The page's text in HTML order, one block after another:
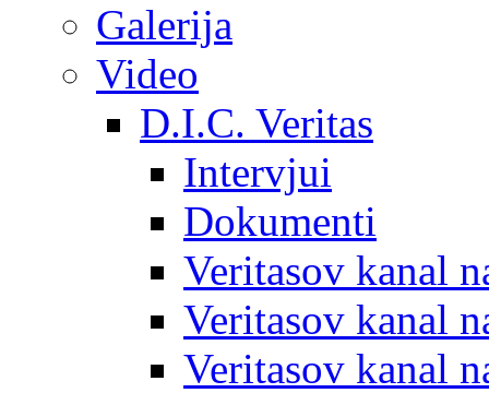
Galerija
Video
D.I.C. Veritas
Intervjui
Dokumenti
Veritasov kanal
Veritasov kanal
Veritasov kanal